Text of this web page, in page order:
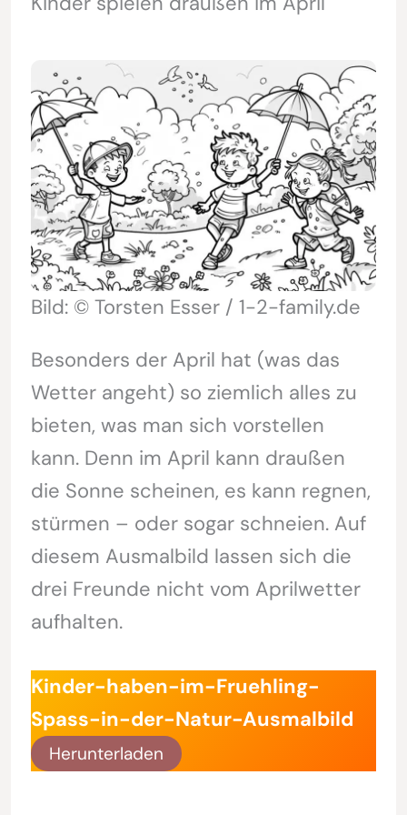
Bild: © Torsten Esser / 1-2-family.de
Besonders der April hat (was das
Wetter angeht) so ziemlich alles zu
bieten, was man sich vorstellen
kann. Denn im April kann draußen
die Sonne scheinen, es kann regnen,
stürmen – oder sogar schneien. Auf
diesem Ausmalbild lassen sich die
drei Freunde nicht vom Aprilwetter
aufhalten.
Kinder-haben-im-Fruehling-
Spass-in-der-Natur-Ausmalbild
Herunterladen